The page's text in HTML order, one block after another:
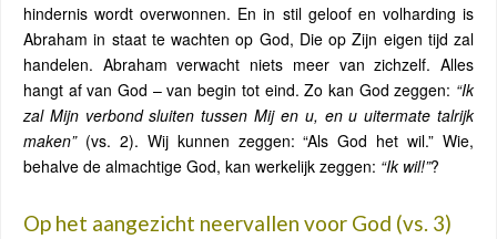
hindernis wordt overwonnen. En in stil geloof en volharding is
Abraham in staat te wachten op God, Die op Zijn eigen tijd zal
handelen. Abraham verwacht niets meer van zichzelf. Alles
hangt af van God – van begin tot eind. Zo kan God zeggen: “Ik
zal Mijn verbond sluiten tussen Mij en u, en u uitermate talrijk
maken”(vs. 2). Wij kunnen zeggen: “Als God het wil.” Wie,
behalve de almachtige God, kan werkelijk zeggen: “Ik wil!”?
Op het aangezicht neervallen voor God (vs. 3)